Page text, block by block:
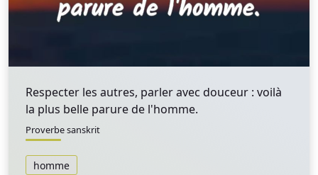
Respecter les autres, parler avec douceur : voilà
la plus belle parure de l'homme.
Proverbe sanskrit
homme